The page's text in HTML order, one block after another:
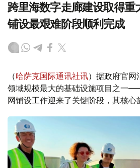
跨里海数字走廊建设取得重
铺设最艰难阶段顺利完成
（哈萨克国际通讯社讯）据政府官网
领域规模最大的基础设施项目之一
网铺设工作迎来了关键阶段，其核心